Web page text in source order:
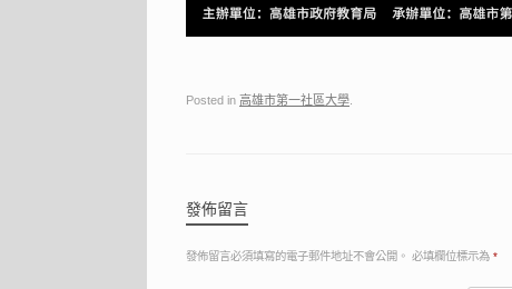
Posted in 高雄市第一社區大學
發佈留言
發佈留言必須填寫的電子郵件地址不會公開。 必填欄位標示為 *